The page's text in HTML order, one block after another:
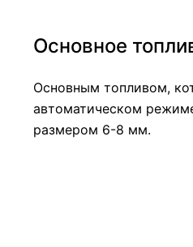
Основное
Основным топливом,
автоматическом
размером 6-8 мм.